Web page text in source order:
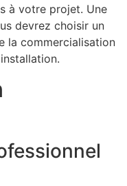
à votre projet. Une
devrez choisir un
la commercialisation